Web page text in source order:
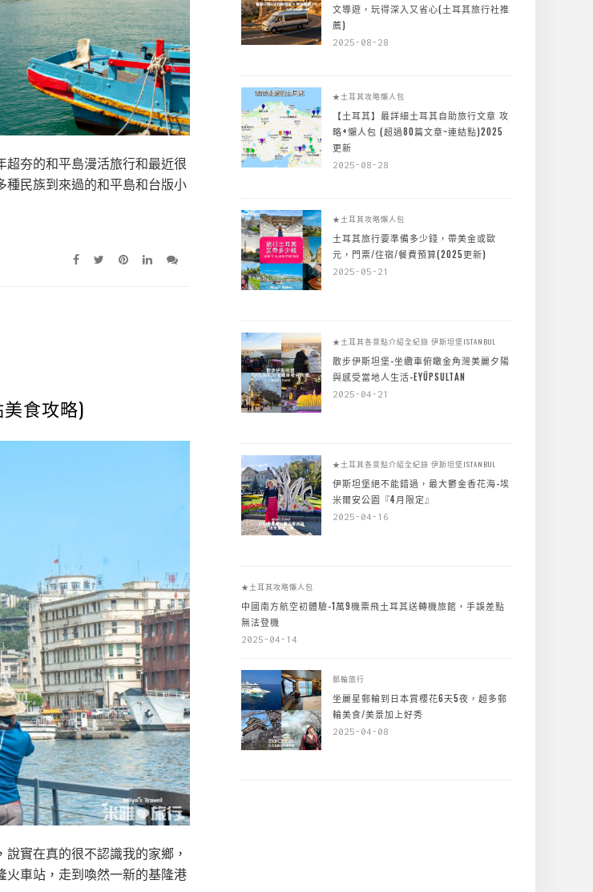
超夯的和平島漫活旅行和最近很
種民族到來過的和平島和台版小
食攻略)
實在真的很不認識我的家鄉，
火車站，走到喚然一新的基隆港
文導遊，玩得深入又省心(土耳其旅行社推
薦)
2025-08-28
★土耳其攻略懶人包
【土耳其】最詳細土耳其自助旅行文章 攻
略+懶人包 (超過80篇文章~連結點)2025
更新
2025-08-28
★土耳其攻略懶人包
土耳其旅行要準備多少錢，帶美金或歐
元，門票/住宿/餐費預算(2025更新)
2025-05-21
★土耳其各景點介紹全紀錄 伊斯坦堡ISTANBUL
散步伊斯坦堡-坐纜車俯瞰金角灣美麗夕陽
與感受當地人生活-EYÜPSULTAN
2025-04-21
★土耳其各景點介紹全紀錄 伊斯坦堡ISTANBUL
伊斯坦堡絕不能錯過，最大鬱金香花海-埃
米爾安公園『4月限定』
2025-04-16
★土耳其攻略懶人包
中國南方航空初體驗-1萬9機票飛土耳其送轉機旅館，手誤差點
無法登機
2025-04-14
郵輪旅行
坐麗星郵輪到日本賞櫻花6天5夜，超多郵
輪美食/美景加上好秀
2025-04-08